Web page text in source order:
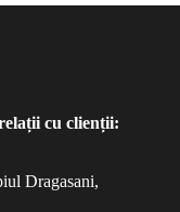
cu clienții:
Dragasani,